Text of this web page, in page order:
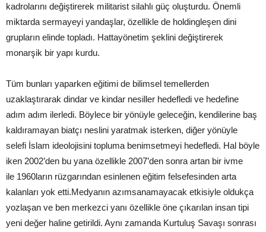
kadrolarını değiştirerek militarist silahlı güç oluşturdu. Önemli
miktarda sermayeyi yandaşlar, özellikle de holdingleşen dini
grupların elinde topladı. Hattayönetim şeklini değiştirerek
monarşik bir yapı kurdu.
Tüm bunları yaparken eğitimi de bilimsel temellerden
uzaklaştırarak dindar ve kindar nesiller hedefledi ve hedefine
adım adım ilerledi. Böylece bir yönüyle geleceğin, kendilerine baş
kaldıramayan biatçı neslini yaratmak isterken, diğer yönüyle
selefi İslam ideolojisini topluma benimsetmeyi hedefledi. Hal böyle
iken 2002’den bu yana özellikle 2007’den sonra artan bir ivme
ile 1960ların rüzgarından esinlenen eğitim felsefesinden arta
kalanları yok etti.Medyanın azımsanamayacak etkisiyle oldukça
yozlaşan ve ben merkezci yanı özellikle öne çıkarılan insan tipi
yeni değer haline getirildi. Aynı zamanda Kurtuluş Savaşı sonrası